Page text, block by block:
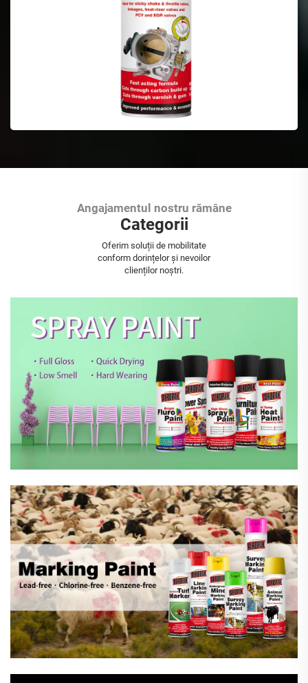
Angajamentul nostru rămâne
Categorii
Oferim soluții de mobilitate
conform dorințelor și nevoilor
clienților noștri.
Vopsea Aerosol
Vopsea Spray De Marcare
Produse Pentru Îngrijirea
Autoturismelor